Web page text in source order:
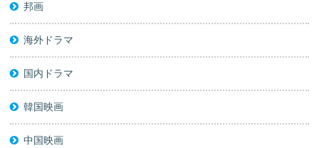
邦画
海外ドラマ
国内ドラマ
韓国映画
中国映画